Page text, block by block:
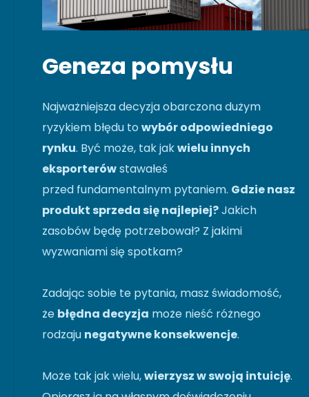
Geneza pomysłu
Najważniejsza decyzja obarczona dużym
ryzykiem błędu to wybór odpowiedniego
rynku. Być może, tak jakwielu innych
eksporterówstawałeś
przed fundamentalnym pytaniem. Gdzie nasz
produkt sprzeda się najlepiej?Jakich
zasobów będę potrzebował? Z jakimi
wyzwaniami się spotkam?
Zadając sobie te pytania, masz świadomość,
że błędna decyzja może nieść różnego
rodzaju negatywne konsekwencje.
Może tak jak wielu,wierzysz w swoją intuicję.